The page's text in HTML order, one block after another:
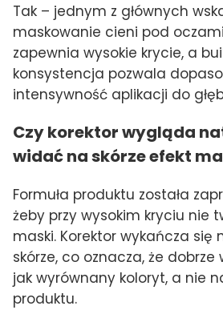
Tak – jednym z głównych
maskowanie cieni pod
zapewnia wysokie krycie, a
konsystencja pozwala
intensywność aplikacji do
Czy korektor wygląda
widać na skórze efekt
Formuła produktu została
żeby przy wysokim kryciu nie
maski. Korektor wykańcza się
skórze, co oznacza, że
jak wyrównany koloryt, a nie
produktu.